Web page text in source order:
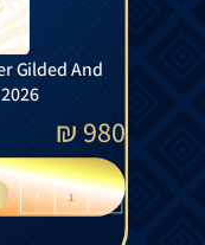
Gilded And
980
₪
-
+